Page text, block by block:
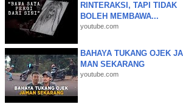
RINTERAKSI, TAPI TIDAK
BOLEH MEMBAWA...
youtube.com
BAHAYA TUKANG OJEK JA
MAN SEKARANG
youtube.com